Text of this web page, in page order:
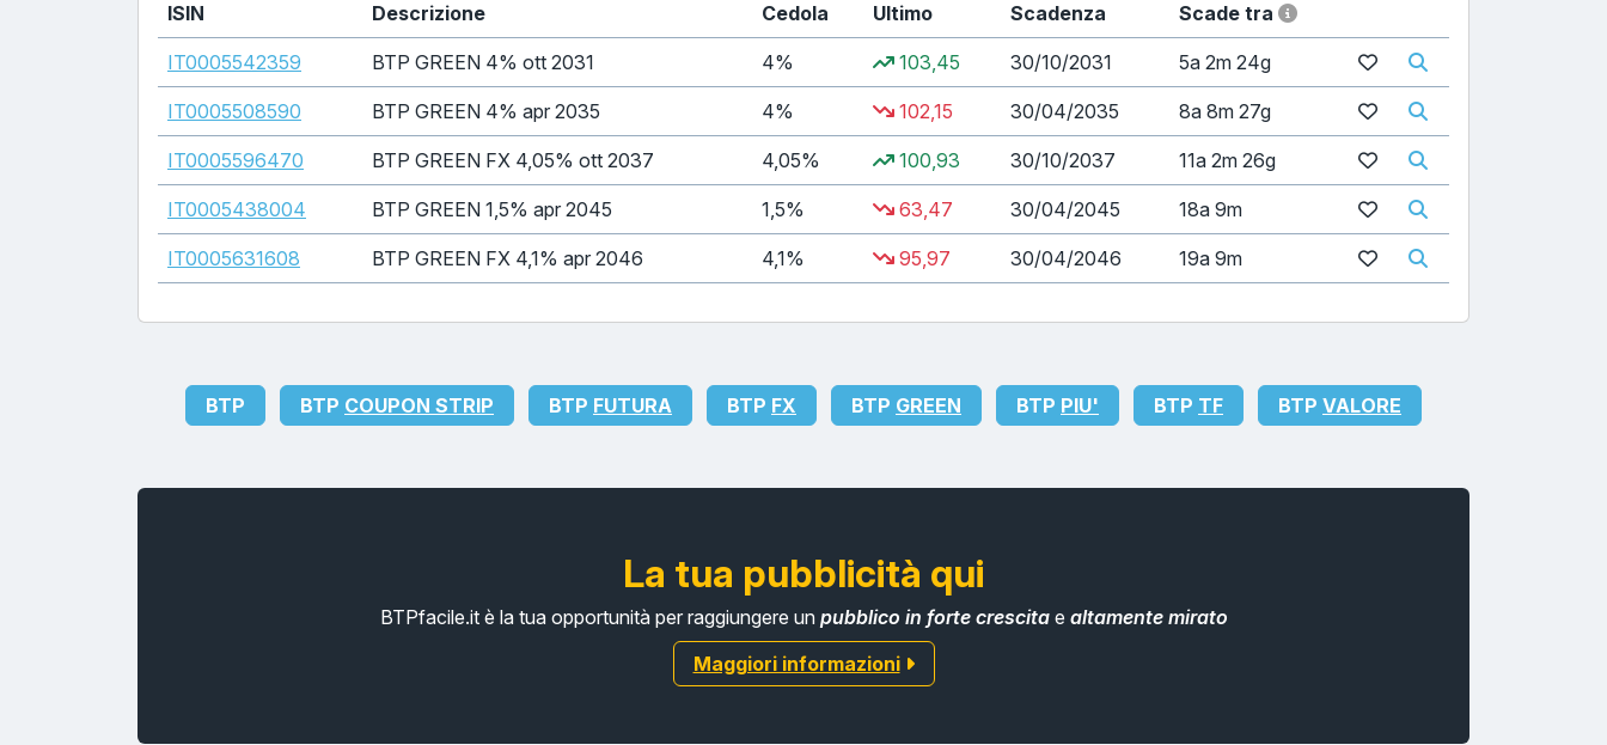
ISIN Descrizione Cedola Ultimo Scadenza Scade tra
IT0005542359 BTP GREEN 4% ott 2031 4% 103,45 30/10/2031 5a 2m 24g
IT0005508590 BTP GREEN 4% apr 2035 4% 102,15 30/04/2035 8a 8m 27g
IT0005596470 BTP GREEN FX 4,05% ott 2037 4,05% 100,93 30/10/2037 11a 2m 26g
IT0005438004 BTP GREEN 1,5% apr 2045 1,5% 63,47 30/04/2045 18a 9m
IT0005631608 BTP GREEN FX 4,1% apr 2046 4,1% 95,97 30/04/2046 19a 9m
BTP BTP COUPON STRIP BTP FUTURA BTP FX BTP GREEN BTP PIU' BTP TF BTP VALORE
La tua pubblicità qui
BTPfacile.it è la tua opportunità per raggiungere un pubblico in forte crescitae altamente mirato
Maggiori informazioni